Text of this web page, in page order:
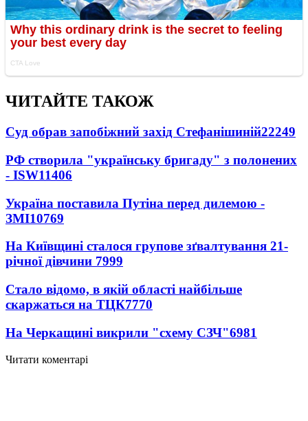
ЧИТАЙТЕ ТАКОЖ
Суд обрав запобіжний захід Стефанішиній22249
РФ створила "українську бригаду" з полонених
- ISW11406
Україна поставила Путіна перед дилемою -
ЗМІ10769
На Київщині сталося групове зґвалтування 21-
річної дівчини 7999
Стало відомо, в якій області найбільше
скаржаться на ТЦК7770
На Черкащині викрили "схему СЗЧ"6981
Читати коментарі